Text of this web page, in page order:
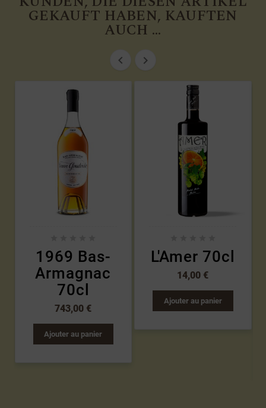
GEKAUFT HABEN, KAUFTEN
AUCH ...
 
1969 Bas-
Armagnac
70cl
743,00 €
Ajouter au panier
L'Amer 70cl
14,00 €
Ajouter au panier